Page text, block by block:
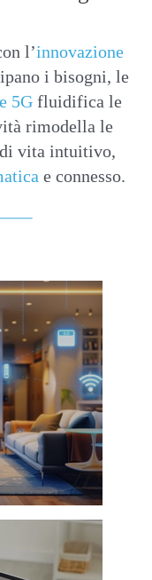
l’innovazione
i bisogni, le
5G fluidifica le
rimodella le
vita intuitivo,
e connesso.